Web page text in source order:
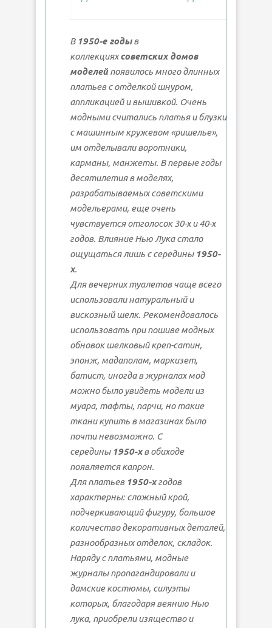
В 1950-е годыв
коллекцияхсоветских домов
моделейпоявилось много длинных
платьев с отделкой шнуром,
аппликацией и вышивкой. Очень
модными считались платья и блузки
с машинным кружевом «ришелье»,
им отделывали воротники,
карманы, манжеты. В первые годы
десятилетия в моделях,
разрабатываемых советскими
модельерами, еще очень
чувствуется отголосок 30-х и 40-х
годов. Влияние Нью Лука стало
ощущаться лишь с середины 1950-
х.
Для вечерних туалетов чаще всего
использовали натуральный и
вискозный шелк. Рекомендовалось
использовать при пошиве модных
обновок шелковый креп-сатин,
эпонж, мадаполам, маркизет,
батист, иногда в журналах мод
можно было увидеть модели из
муара, тафты, парчи, но такие
ткани купить в магазинах было
почти невозможно. С
середины 1950-хв обиходе
появляется капрон.
Для платьев 1950-хгодов
характерны: сложный крой,
подчеркивающий фигуру, большое
количество декоративных деталей,
разнообразных отделок, складок.
Наряду с платьями, модные
журналы пропагандировали и
дамские костюмы, силуэты
которых, благодаря веянию Нью
лука, приобрели изящество и